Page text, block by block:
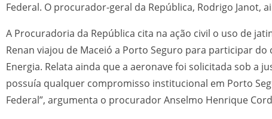
Federal. O procurador-geral da República, Rodrigo Janot,
A Procuradoria da República cita na ação civil o uso de
Renan viajou de Maceió a Porto Seguro para participar
Energia. Relata ainda que a aeronave foi solicitada sob a
possuía qualquer compromisso institucional em Porto
Federal”, argumenta o procurador Anselmo Henrique